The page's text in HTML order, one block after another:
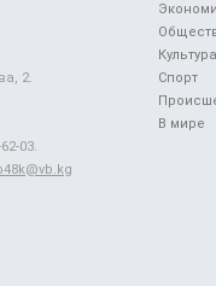
Культура
Спорт
В мире
2.
03.